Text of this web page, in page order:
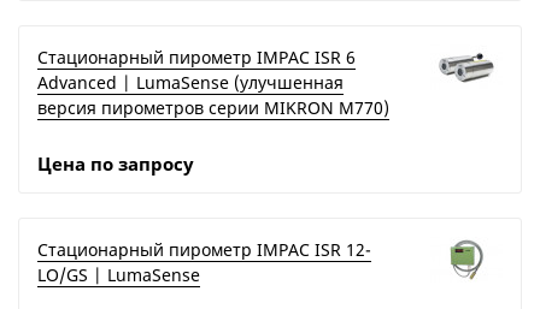
Стационарный пирометр IMPAC ISR 6
Advanced | LumaSense (улучшенная
версия пирометров серии MIKRON M770)
Цена по запросу
Стационарный пирометр IMPAC ISR 12-
LO/GS | LumaSense